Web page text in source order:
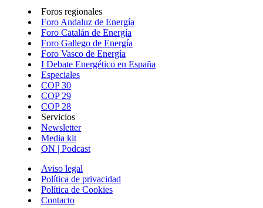
Foros regionales
Foro Andaluz de Energía
Foro Catalán de Energía
Foro Gallego de Energía
Foro Vasco de Energía
I Debate Energético en España
Especiales
COP 30
COP 29
COP 28
Servicios
Newsletter
Media kit
ON | Podcast
Aviso legal
Política de privacidad
Política de Cookies
Contacto